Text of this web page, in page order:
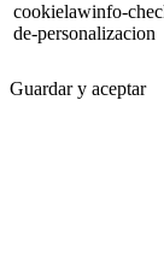
cookielawinfo-
de-personalizacion
Guardar y aceptar